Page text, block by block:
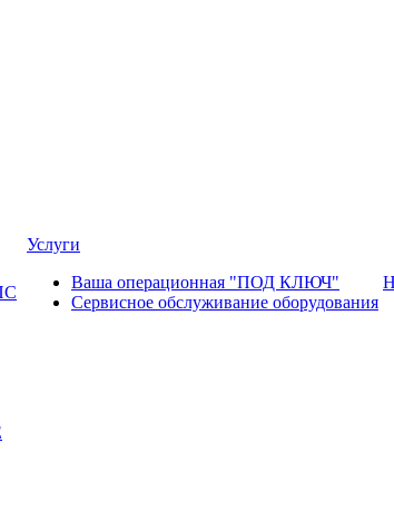
Услуги
Ваша операционная "ПОД КЛЮЧ"
Сервисное обслуживание оборудования